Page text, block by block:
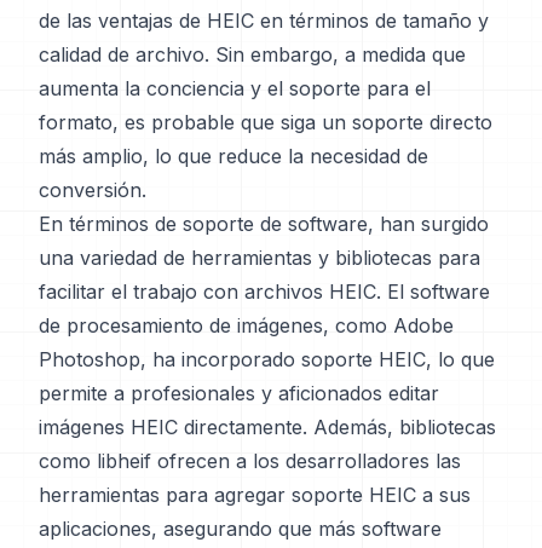
de las ventajas de HEIC en términos de tamaño y
calidad de archivo. Sin embargo, a medida que
aumenta la conciencia y el soporte para el
formato, es probable que siga un soporte directo
más amplio, lo que reduce la necesidad de
conversión.
En términos de soporte de software, han surgido
una variedad de herramientas y bibliotecas para
facilitar el trabajo con archivos HEIC. El software
de procesamiento de imágenes, como Adobe
Photoshop, ha incorporado soporte HEIC, lo que
permite a profesionales y aficionados editar
imágenes HEIC directamente. Además, bibliotecas
como libheif ofrecen a los desarrolladores las
herramientas para agregar soporte HEIC a sus
aplicaciones, asegurando que más software